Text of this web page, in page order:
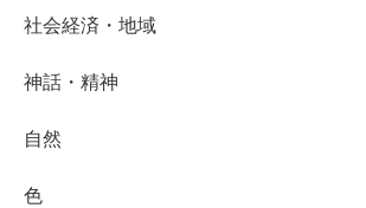
社会経済・地域
神話・精神
自然
色